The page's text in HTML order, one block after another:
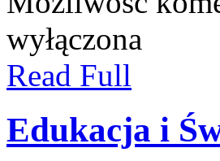
wyłączona
Read Full
Edukacja i